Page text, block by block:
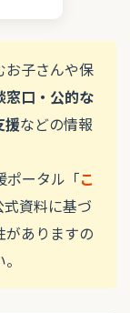
お子さんや保
窓口・公的な
援などの情報
ポータル「こ
資料に基づ
がありますの